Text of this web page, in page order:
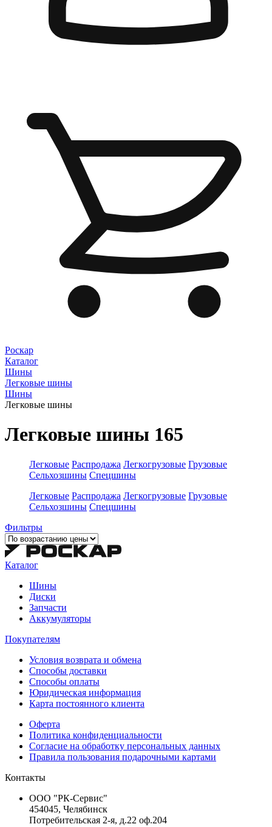
Роскар
Каталог
Шины
Легковые шины
Шины
Легковые шины
Легковые шины 165
Легковые Распродажа Легкогрузовые Грузовые
Сельхозшины Спецшины
Легковые Распродажа Легкогрузовые Грузовые
Сельхозшины Спецшины
Фильтры
Каталог
Шины
Диски
Запчасти
Аккумуляторы
Покупателям
Условия возврата и обмена
Способы доставки
Способы оплаты
Юридическая информация
Карта постоянного клиента
Оферта
Политика конфиденциальности
Согласие на обработку персональных данных
Правила пользования подарочными картами
Контакты
ООО "РК-Сервис"
454045, Челябинск
Потребительская 2-я, д.22 оф.204